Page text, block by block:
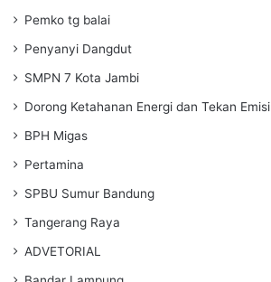
Pemko tg balai
Penyanyi Dangdut
SMPN 7 Kota Jambi
Dorong Ketahanan Energi dan Tekan Emisi
BPH Migas
Pertamina
SPBU Sumur Bandung
Tangerang Raya
ADVETORIAL